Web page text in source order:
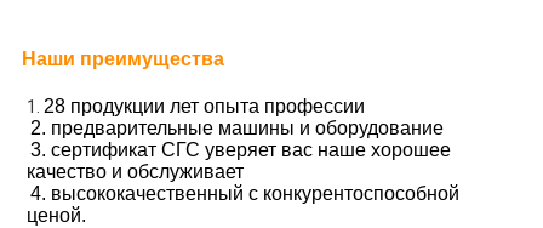
Наши преимущества
1. 28 продукции лет опыта профессии
2. предварительные машины и оборудование
3. сертификат СГС уверяет вас наше хорошее
качество и обслуживает
4. высококачественный с конкурентоспособной
ценой.